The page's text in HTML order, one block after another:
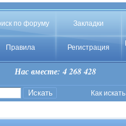
по форуму Закладки
Правила Регистрация
Нас вместе: 4 268 428
Как искать